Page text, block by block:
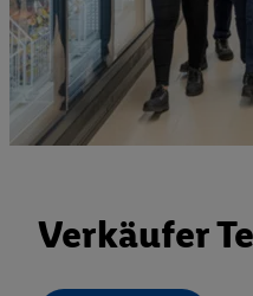
Verkäufer